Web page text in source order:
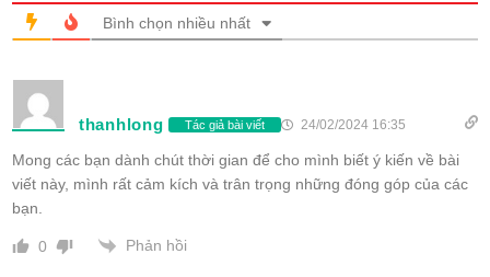
Bình chọn nhiều nhất
thanhlong Tác giả bài viết 24/02/2024 16:35
Mong các bạn dành chút thời gian để cho mình biết ý kiến về bài
viết này, mình rất cảm kích và trân trọng những đóng góp của các
bạn.
0 Phản hồi